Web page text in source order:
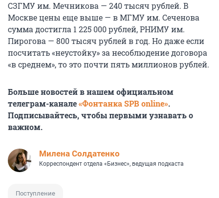
СЗГМУ им. Мечникова — 240 тысяч рублей. В
Москве цены еще выше — в МГМУ им. Сеченова
сумма достигла 1 225 000 рублей, РНИМУ им.
Пирогова — 800 тысяч рублей в год. Но даже если
посчитать «неустойку» за несоблюдение договора
«в среднем», то это почти пять миллионов рублей.
Больше новостей в нашем официальном
телеграм-канале«Фонтанка SPB online».
Подписывайтесь, чтобы первыми узнавать о
важном.
Милена Солдатенко
Корреспондент отдела «Бизнес», ведущая подкаста
Поступление